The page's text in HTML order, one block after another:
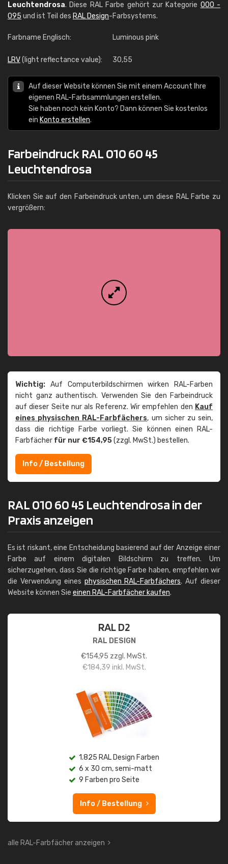
Leuchtendrosa. Diese RAL Farbe gehört zur Kategorie 000 -
095 und ist Teil des RAL Design-Farbsystems.
Farbname Englisch: Luminous pink
LRV(light reflectance value): 30,55
Auf dieser Website können Sie mit einem Account Ihre
eigenen RAL-Farbsammlungen erstellen.
Sie haben noch kein Konto? Dann können Sie kostenlos
ein Konto erstellen.
Farbeindruck RAL 010 60 45
Leuchtendrosa
Klicken Sie auf den Farbeindruck unten, um diese RAL Farbe zu
vergrößern:
Wichtig: Auf Computerbildschirmen wirken RAL-Farben
nicht ganz authentisch. Verwenden Sie den Farbeindruck
auf dieser Seite nur als Referenz. Wir empfehlen den Kauf
eines physischen RAL-Farbfächers, um sicher zu sein,
dass die richtige Farbe vorliegt. Sie können einen RAL-
Farbfächer für nur €154,95(zzgl. MwSt.) bestellen.
Info / Bestellung
RAL 010 60 45 Leuchtendrosa in der
Praxis anzeigen
Es ist riskant, eine Entscheidung basierend auf der Anzeige einer
Farbe auf einem digitalen Bildschirm zu treffen. Um
sicherzugehen, dass Sie die richtige Farbe haben, empfehlen wir
die Verwendung eines physischen RAL-Farbfächers. Auf dieser
Website können Sie einen RAL-Farbfächer kaufen.
RAL D2
RAL DESIGN
€154,95 zzgl. MwSt.
€184,39 inkl. MwSt.
1.825 RAL Design Farben
6 x 30 cm, semi-matt
9 Farben pro Seite
Info / Bestellung
alle RAL-Farbfächer anzeigen